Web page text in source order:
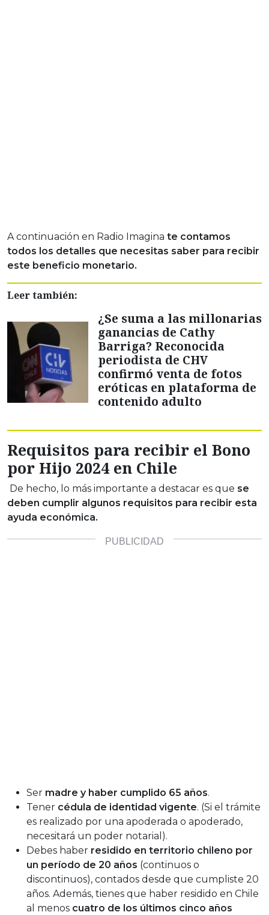
A continuación en Radio Imagina te contamos
todos los detalles que necesitas saber para recibir
este beneficio monetario.
Leer también:
¿Se suma a las millonarias
ganancias de Cathy
Barriga? Reconocida
periodista de CHV
confirmó venta de fotos
eróticas en plataforma de
contenido adulto
Requisitos para recibir el Bono
por Hijo 2024 en Chile
De hecho, lo más importante a destacar es que se
deben cumplir algunos requisitos para recibir esta
ayuda económica.
Ser madre y haber cumplido 65 años.
Tener cédula de identidad vigente. (Si el trámite
es realizado por una apoderada o apoderado,
necesitará un poder notarial).
Debes haber residido en territorio chileno por
un período de 20 años (continuos o
discontinuos), contados desde que cumpliste 20
años. Además, tienes que haber residido en Chile
al menos cuatro de los últimos cinco años